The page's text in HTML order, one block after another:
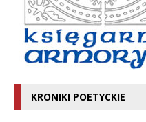
KRONIKI POETYCKIE